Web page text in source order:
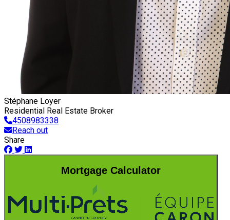
Stéphane Loyer
Residential Real Estate Broker
4508983338
Reach out
Share
Mortgage Calculator